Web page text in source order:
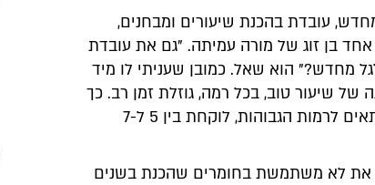
שנה ובכל שנה מחדש, עובדת בהכנת שיעורים ומבחנים,
אחד בן זוג של מורה עמיתה. "גם את עובדת
מחדש?" הוא שאל. כמובן שעניתי לו מיד
של שיעור טוב, בכל רמה, גוזלת זמן רב. כך
גם הכנה של מבחן טוב, במיוחד כזה שמתאים לרמות הגבוהות, לוקחת בין 5 ל-7
את לא משתמשת בחומרים שהכנת בשנים